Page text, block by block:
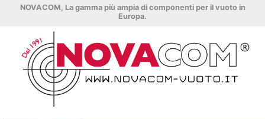
NOVACOM, La gamma più ampia di componenti per il vuoto in
Europa.